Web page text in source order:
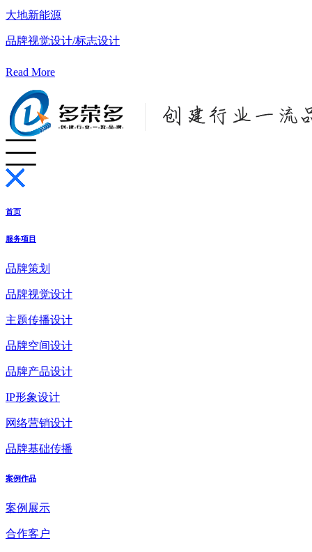
大地新能源
品牌视觉设计/标志设计
Read More
首页
服务项目
品牌策划
品牌视觉设计
主题传播设计
品牌空间设计
品牌产品设计
IP形象设计
网络营销设计
品牌基础传播
案例作品
案例展示
合作客户